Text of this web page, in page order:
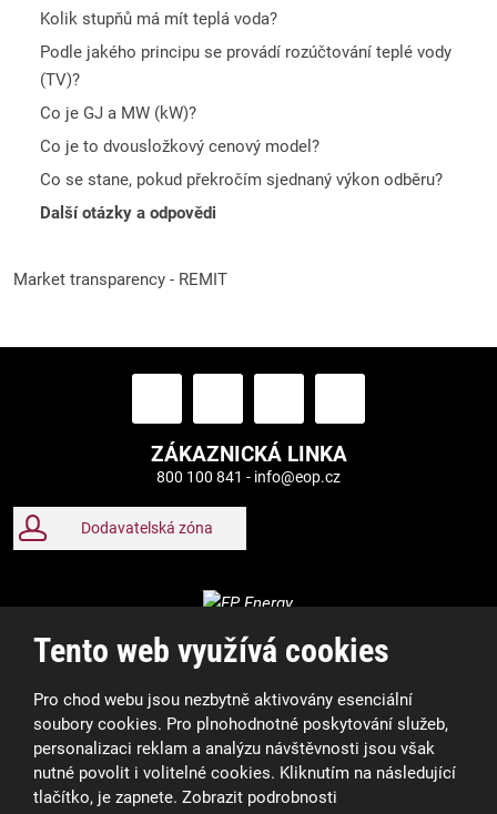
Kolik stupňů má mít teplá voda?
Podle jakého principu se provádí rozúčtování teplé vody
(TV)?
Co je GJ a MW (kW)?
Co je to dvousložkový cenový model?
Co se stane, pokud překročím sjednaný výkon odběru?
Další otázky a odpovědi
Market transparency - REMIT
ZÁKAZNICKÁ LINKA
800 100 841 - info@eop.cz
Dodavatelská zóna
2026, Elektrárny Opatovice a.s.
Tento web využívá cookies
Pro chod webu jsou nezbytně aktivovány esenciální
soubory cookies. Pro plnohodnotné poskytování služeb,
personalizaci reklam a analýzu návštěvnosti jsou však
nutné povolit i volitelné cookies. Kliknutím na následující
tlačítko, je zapnete. Zobrazit podrobnosti